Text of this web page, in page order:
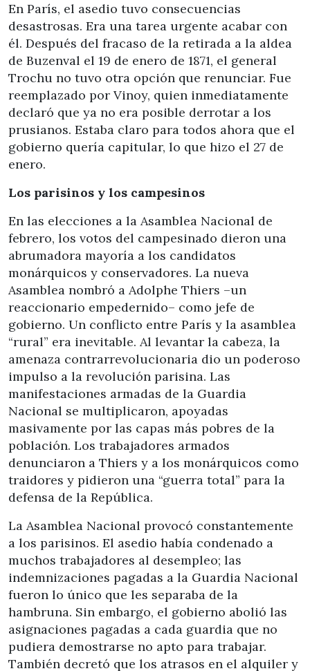
En París, el asedio tuvo consecuencias
desastrosas. Era una tarea urgente acabar con
él. Después del fracaso de la retirada a la aldea
de Buzenval el 19 de enero de 1871, el general
Trochu no tuvo otra opción que renunciar. Fue
reemplazado por Vinoy, quien inmediatamente
declaró que ya no era posible derrotar a los
prusianos. Estaba claro para todos ahora que el
gobierno quería capitular, lo que hizo el 27 de
enero.
Los parisinos y los campesinos
En las elecciones a la Asamblea Nacional de
febrero, los votos del campesinado dieron una
abrumadora mayoría a los candidatos
monárquicos y conservadores. La nueva
Asamblea nombró a Adolphe Thiers –un
reaccionario empedernido– como jefe de
gobierno. Un conflicto entre París y la asamblea
“rural” era inevitable. Al levantar la cabeza, la
amenaza contrarrevolucionaria dio un poderoso
impulso a la revolución parisina. Las
manifestaciones armadas de la Guardia
Nacional se multiplicaron, apoyadas
masivamente por las capas más pobres de la
población. Los trabajadores armados
denunciaron a Thiers y a los monárquicos como
traidores y pidieron una “guerra total” para la
defensa de la República.
La Asamblea Nacional provocó constantemente
a los parisinos. El asedio había condenado a
muchos trabajadores al desempleo; las
indemnizaciones pagadas a la Guardia Nacional
fueron lo único que les separaba de la
hambruna. Sin embargo, el gobierno abolió las
asignaciones pagadas a cada guardia que no
pudiera demostrarse no apto para trabajar.
También decretó que los atrasos en el alquiler y